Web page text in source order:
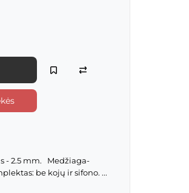
- 2.5 mm. Medžiaga-
be kojų ir sifono. ...